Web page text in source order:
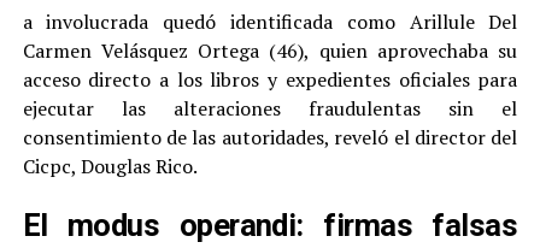
a involucrada quedó identificada como Arillule Del
Carmen Velásquez Ortega (46), quien aprovechaba su
acceso directo a los libros y expedientes oficiales para
ejecutar las alteraciones fraudulentas sin el
consentimiento de las autoridades, reveló el director del
Cicpc, Douglas Rico.
El modus operandi: firmas falsas